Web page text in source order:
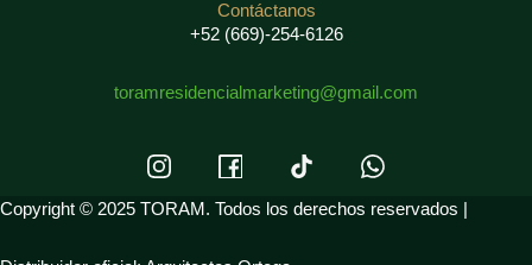
Contáctanos
+52 (669)-254-6126
toramresidencialmarketing@gmail.com
Copyright © 2025 TORAM. Todos los derechos reservados |​